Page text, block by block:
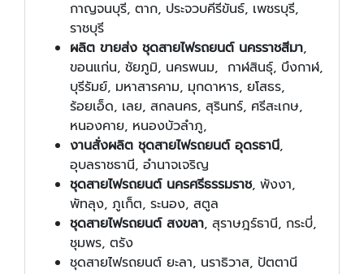
กาญจนบุรี, ตาก, ประจวบคีรีขันธ์, เพชรบุรี,
ราชบุรี
ผลิต ขายส่ง ชุดสายไฟรถยนต์ นครราชสีมา,
ขอนแก่น, ชัยภูมิ, นครพนม, กาฬสินธุ์, บึงกาฬ,
บุรีรัมย์, มหาสารคาม, มุกดาหาร, ยโสธร,
ร้อยเอ็ด, เลย, สกลนคร, สุรินทร์, ศรีสะเกษ,
หนองคาย, หนองบัวลำภู,
งานสั่งผลิต ชุดสายไฟรถยนต์ อุดรธานี,
อุบลราชธานี, อำนาจเจริญ
ชุดสายไฟรถยนต์ นครศรีธรรมราช, พังงา,
พัทลุง, ภูเก็ต, ระนอง, สตูล
ชุดสายไฟรถยนต์ สงขลา, สุราษฎร์ธานี, กระบี่,
ชุมพร, ตรัง
ชุดสายไฟรถยนต์ ยะลา, นราธิวาส, ปัตตานี